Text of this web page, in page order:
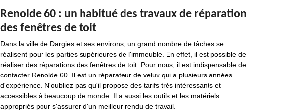
Renolde 60 : un habitué des travaux de réparation
des fenêtres de toit
Dans la ville de Dargies et ses environs, un grand nombre de tâches se
réalisent pour les parties supérieures de l'immeuble. En effet, il est possible de
réaliser des réparations des fenêtres de toit. Pour nous, il est indispensable de
contacter Renolde 60. Il est un réparateur de velux qui a plusieurs années
d'expérience. N'oubliez pas qu'il propose des tarifs très intéressants et
accessibles à beaucoup de monde. Il a aussi les outils et les matériels
appropriés pour s'assurer d'un meilleur rendu de travail.